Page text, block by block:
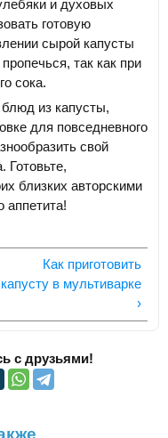
и духовых
готовую
сырой капусты
так как при
сока.
из капусты,
для повседневного
свой
Готовьте,
близких авторскими
аппетита!
Как приготовить
капусту в мультиварке
›
с друзьями!